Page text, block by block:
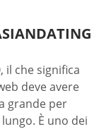
il che significa
deve avere
grande per
È uno dei